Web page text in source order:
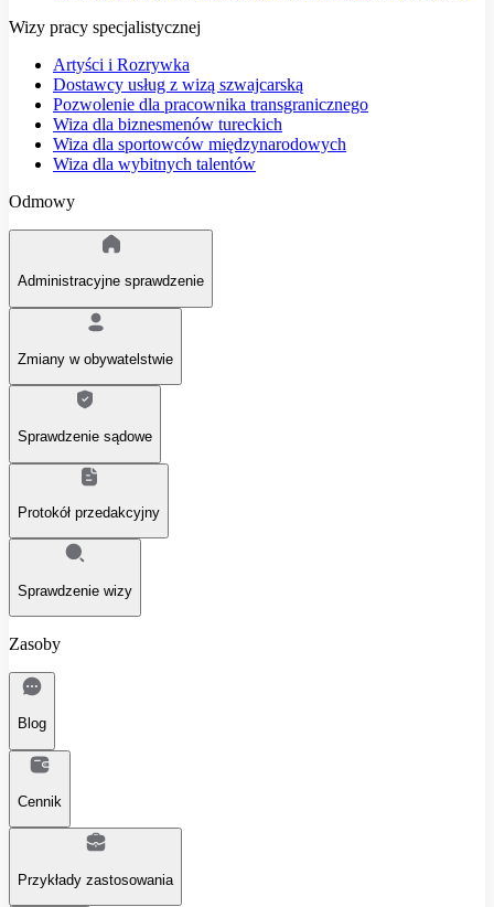
Wizy pracy specjalistycznej
Artyści i Rozrywka
Dostawcy usług z wizą szwajcarską
Pozwolenie dla pracownika transgranicznego
Wiza dla biznesmenów tureckich
Wiza dla sportowców międzynarodowych
Wiza dla wybitnych talentów
Odmowy
Administracyjne sprawdzenie
Zmiany w obywatelstwie
Sprawdzenie sądowe
Protokół przedakcyjny
Sprawdzenie wizy
Zasoby
Blog
Cennik
Przykłady zastosowania